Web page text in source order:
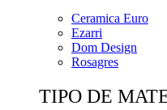
Ceramica Euro
Ezarri
Dom Design
Rosagres
TIPO DE